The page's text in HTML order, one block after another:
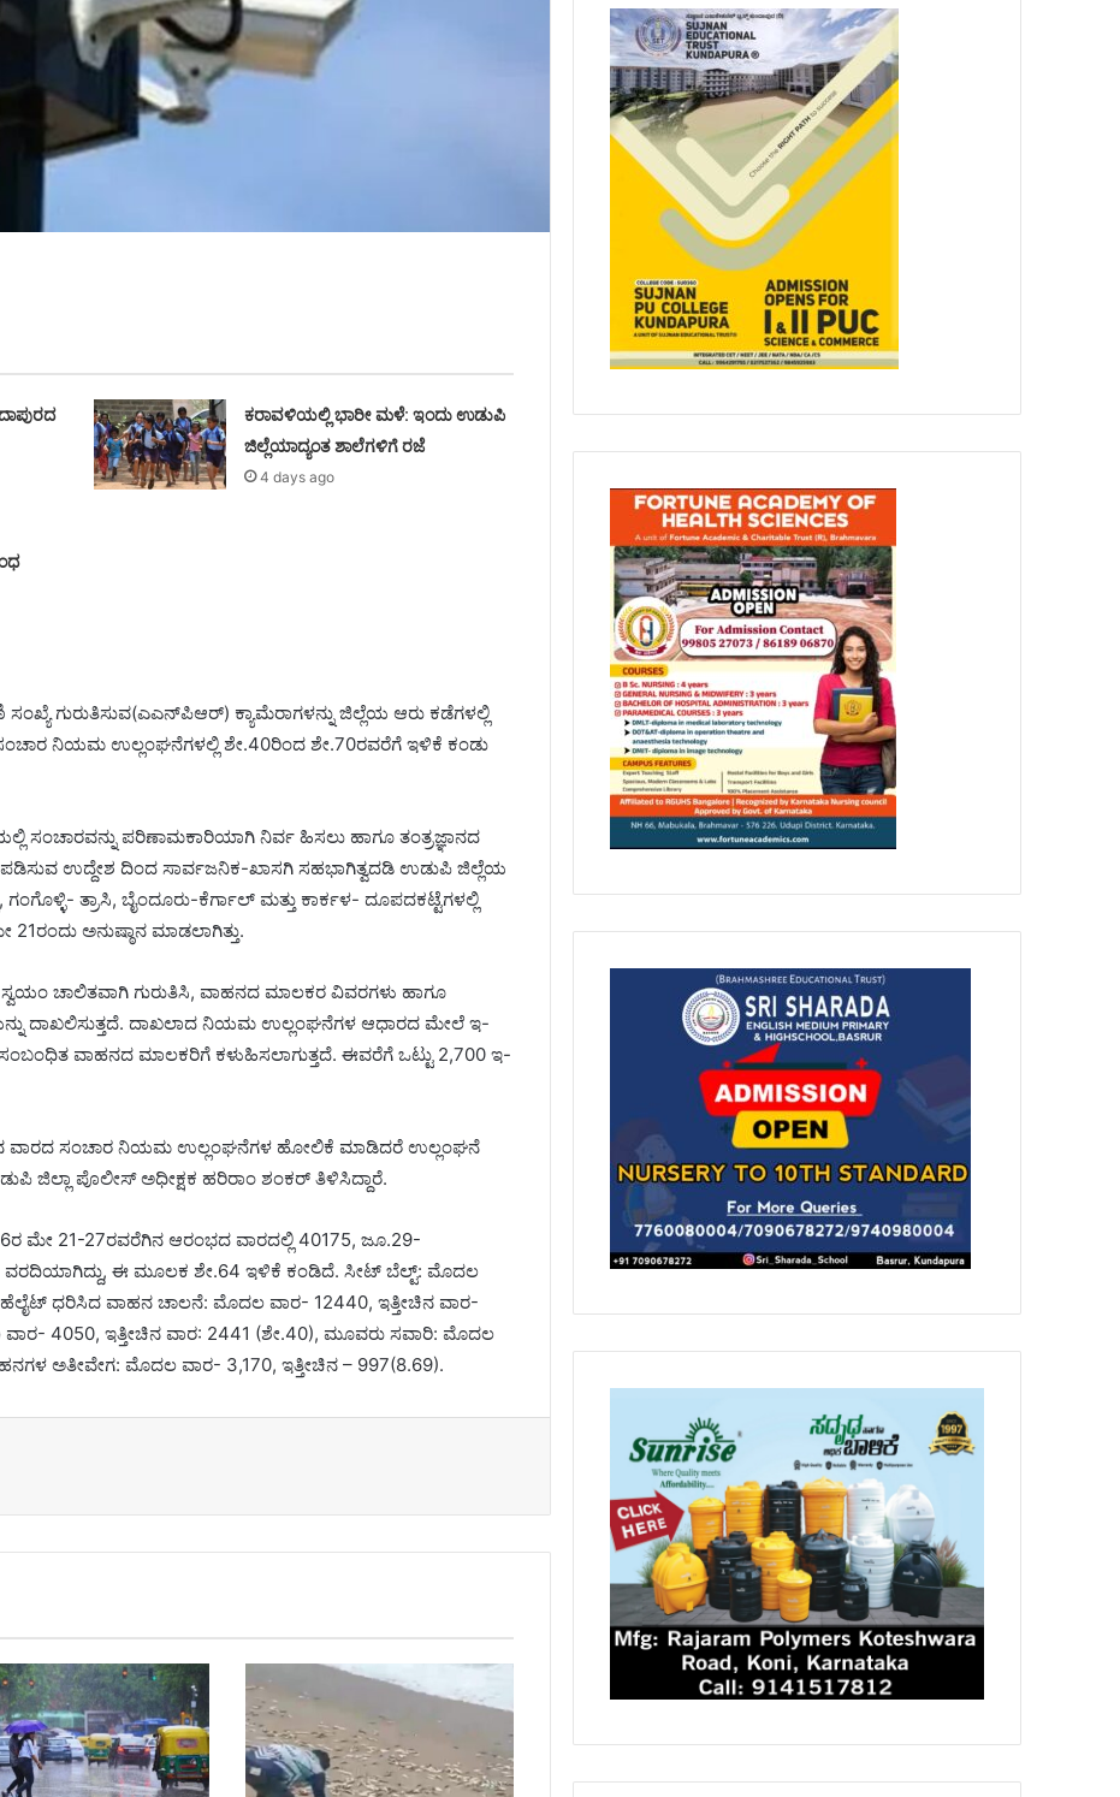
ಕರಾವಳಿಯಲ್ಲಿ ಭಾರೀ ಮಳೆ: ಇಂದು ಉಡುಪಿ
ಜಿಲ್ಲೆಯಾದ್ಯಂತ ಶಾಲೆಗಳಿಗೆ ರಜೆ
4 days ago
ಗುರುತಿಸುವ(ಎಎನ್‌ಪಿಆರ್) ಕ್ಯಾಮೆರಾಗಳನ್ನು ಜಿಲ್ಲೆಯ ಆರು ಕಡೆಗಳಲ್ಲಿ
ನಿಯಮ ಉಲ್ಲಂಘನೆಗಳಲ್ಲಿ ಶೇ.40ರಿಂದ ಶೇ.70ರವರೆಗೆ ಇಳಿಕೆ ಕಂಡು
ಸಂಚಾರವನ್ನು ಪರಿಣಾಮಕಾರಿಯಾಗಿ ನಿರ್ವ ಹಿಸಲು ಹಾಗೂ ತಂತ್ರಜ್ಞಾನದ
ಉದ್ದೇಶ ದಿಂದ ಸಾರ್ವಜನಿಕ-ಖಾಸಗಿ ಸಹಭಾಗಿತ್ವದಡಿ ಉಡುಪಿ ಜಿಲ್ಲೆಯ
ತ್ರಾಸಿ, ಬೈಂದೂರು-ಕೆರ್ಗಾಲ್ ಮತ್ತು ಕಾರ್ಕಳ- ದೂಪದಕಟ್ಟೆಗಳಲ್ಲಿ
ಅನುಷ್ಠಾನ ಮಾಡಲಾಗಿತ್ತು.
ಚಾಲಿತವಾಗಿ ಗುರುತಿಸಿ, ವಾಹನದ ಮಾಲಕರ ವಿವರಗಳು ಹಾಗೂ
ದಾಖಲಿಸುತ್ತದೆ. ದಾಖಲಾದ ನಿಯಮ ಉಲ್ಲಂಘನೆಗಳ ಆಧಾರದ ಮೇಲೆ ಇ-
ವಾಹನದ ಮಾಲಕರಿಗೆ ಕಳುಹಿಸಲಾಗುತ್ತದೆ. ಈವರೆಗೆ ಒಟ್ಟು 2,700 ಇ-
ವಾರದ ಸಂಚಾರ ನಿಯಮ ಉಲ್ಲಂಘನೆಗಳ ಹೋಲಿಕೆ ಮಾಡಿದರೆ ಉಲ್ಲಂಘನೆ
ಜಿಲ್ಲಾ ಪೊಲೀಸ್ ಅಧೀಕ್ಷಕ ಹರಿರಾಂ ಶಂಕರ್ ತಿಳಿಸಿದ್ದಾರೆ.
ಮೇ 21-27ರವರೆಗಿನ ಆರಂಭದ ವಾರದಲ್ಲಿ 40175, ಜೂ.29-
ವರದಿಯಾಗಿದ್ದು, ಈ ಮೂಲಕ ಶೇ.64 ಇಳಿಕೆ ಕಂಡಿದೆ. ಸೀಟ್ ಬೆಲ್ಟ್: ಮೊದಲ
ಹೆಲೈಟ್ ಧರಿಸಿದ ವಾಹನ ಚಾಲನೆ: ಮೊದಲ ವಾರ- 12440, ಇತ್ತೀಚಿನ ವಾರ-
ವಾರ- 4050, ಇತ್ತೀಚಿನ ವಾರ: 2441 (ಶೇ.40), ಮೂವರು ಸವಾರಿ: ಮೊದಲ
ಅತೀವೇಗ: ಮೊದಲ ವಾರ- 3,170, ಇತ್ತೀಚಿನ – 997(8.69).